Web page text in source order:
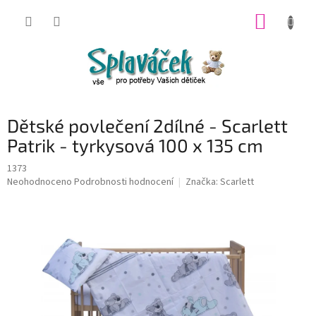
Dětské povlečení 2dílné - Scarlett
Patrik - tyrkysová 100 x 135 cm
1373
Průměrné
hvězdiček.
Neohodnoceno Podrobnosti hodnocení Značka: Scarlett